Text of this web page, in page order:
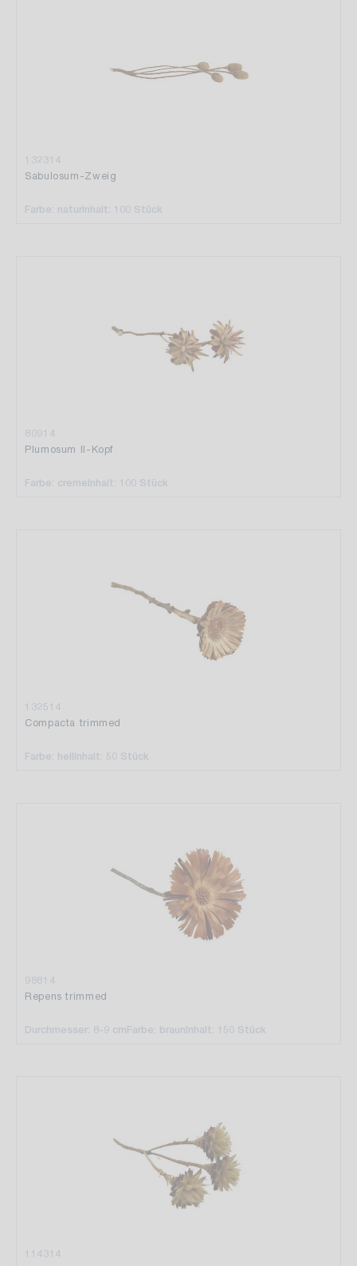
132314
Sabulosum-Zweig
Farbe: naturInhalt: 100 Stück
80914
Plumosum II-Kopf
Farbe: cremeInhalt: 100 Stück
132514
Compacta trimmed
Farbe: hellInhalt: 50 Stück
98814
Repens trimmed
Durchmesser: 8-9 cmFarbe: braunInhalt: 150 Stück
114314